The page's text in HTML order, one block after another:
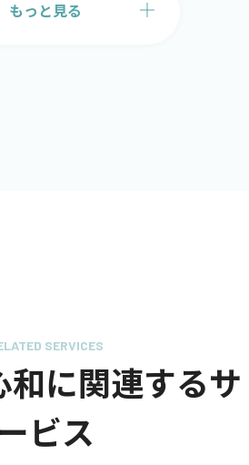
もっと見る
SERVICES
に関連するサ
ービス